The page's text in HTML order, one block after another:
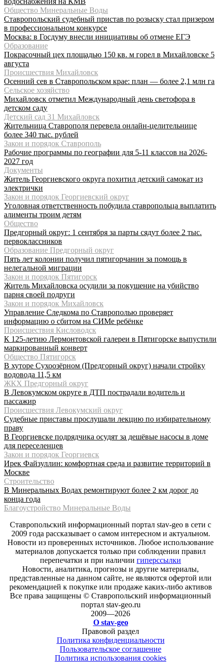
Общество Минеральные Воды
Ставропольский судебный пристав по розыску стал призером
в профессиональном конкурсе
Москва: в Госдуму внесли инициативы об отмене ЕГЭ
Образование
Покрасочный цех площадью 150 кв. м горел в Михайловске 5
августа
Происшествия Михайловск
Осенний сев в Ставропольском крае: план — более 2,1 млн га
Сельское хозяйство
Михайловск отметил Международный день светофора в
детском саду
Детский сад 31 Михайловск
Жительница Ставрополя перевела онлайн-целительнице
более 340 тыс. рублей
Закон и порядок Ставрополь
Рабочие программы по географии для 5-11 классов на 2026-
2027 год
Документы
Житель Георгиевского округа похитил детский самокат из
электрички
Закон и порядок Георгиевский округ
Уголовная ответственность побудила ставропольца выплатить
алименты троим детям
Общество
Предгорный округ: 1 сентября за парты сядут более 2 тыс.
первоклассников
Образование Предгорный округ
Пять лет колонии получил пятигорчанин за помощь в
нелегальной миграции
Закон и порядок Пятигорск
Житель Михайловска осудили за покушение на убийство
парня своей подруги
Закон и порядок Михайловск
Управление Следкома по Ставрополью проверяет
информацию о сбитом на СИМе ребёнке
Происшествия Кисловодск
К 125-летию Лермонтовской галереи в Пятигорске выпустили
маркированный конверт
Общество Пятигорск
В хуторе Сухоозёрном (Предгорный округ) начали стройку
водовода 11,5 км
ЖКХ Предгорный округ
В Левокумском округе в ДТП пострадали водитель и
пассажир
Происшествия Левокумский округ
Судебные приставы прослушали лекцию по избирательному
праву
В Георгиевске подрядчика осудят за дешёвые насосы в доме
для переселенцев
Закон и порядок Георгиевск
Ирек Файзуллин: комфортная среда и развитие территорий в
Москве
Строительство
В Минеральных Водах ремонтируют более 2 км дорог до
конца года
Благоустройство Минеральные Воды
Ставропольский информационный портал stav-geo в сети с
2009 года рассказывает о самом интересном и актуальном.
Новости из проверенных источников. Любое использование
материалов допускается только при соблюдении правил
перепечатки и при наличии гиперссылки
Новости, аналитика, прогнозы и другие материалы,
представленные на данном сайте, не являются офертой или
рекомендацией к покупке или продаже каких-либо активов
Все права защищены © Ставропольский информационный
портал stav-geo.ru
2009—2026
О stav-geo
Правовой раздел
Политика конфиденциальности
Пользовательское соглашение
Политика использования cookies